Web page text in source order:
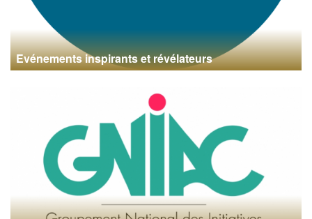
Evénements inspirants et révélateurs